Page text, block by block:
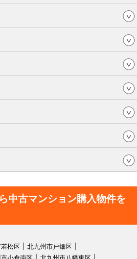
中古マンション購入物件を
松区
北九州市戸畑区
小倉南区 北九州市八幡東区